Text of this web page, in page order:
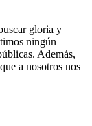
gloria y
ningún
Además,
a nosotros nos